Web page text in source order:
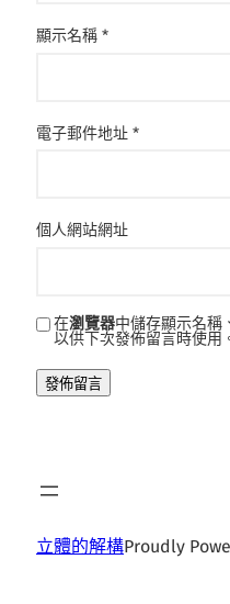
顯示名稱 *
電子郵件地址 *
個人網站網址
在瀏覽器中儲存顯示名稱
以供下次發佈留言時使用
立體的解構Proudly